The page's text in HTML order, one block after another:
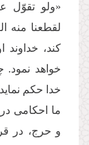
«ولو تقوّل
لقطعنا منه
كند،
خواهد
خدا حكم
ما احكامى
و حرج، در